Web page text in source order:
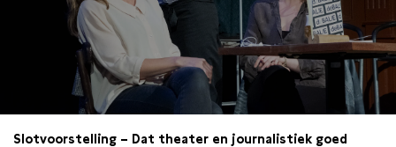
Slotvoorstelling – Dat theater en journalistiek goed